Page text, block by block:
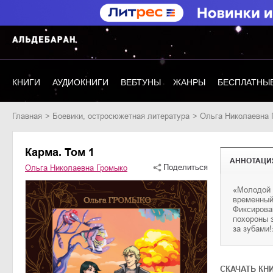
КНИГИ АУДИОКНИГИ ВЕБТУНЫ ЖАНРЫ
Главная боевики, остросюжетная литература Ольга Николаевна
Карма. Том 1
Ольга Николаевна Громыко Поделиться
«Молодой
похороны
за
планеты
CКАЧАТЬ